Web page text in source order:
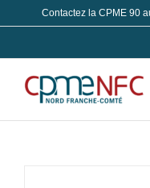
au
Contactez la CPME 90